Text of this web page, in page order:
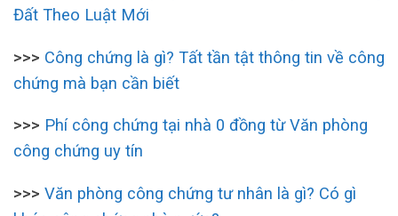
Đất Theo Luật Mới
>>> Công chứng là gì? Tất tần tật thông tin về công
chứng mà bạn cần biết
>>> Phí công chứng tại nhà 0 đồng từ Văn phòng
công chứng uy tín
>>> Văn phòng công chứng tư nhân là gì? Có gì